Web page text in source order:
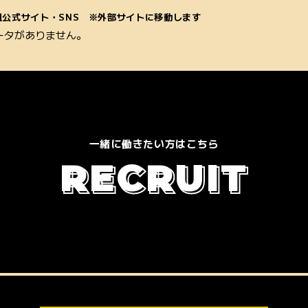
公式サイト・SNS ※外部サイトに移動します
タがありません。
一緒に働きたい方はこちら
RECRUIT